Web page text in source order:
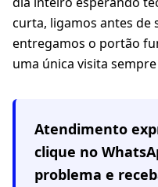
curta, ligamos antes de
entregamos o portão
uma única visita
Atendimento
clique no
problema e